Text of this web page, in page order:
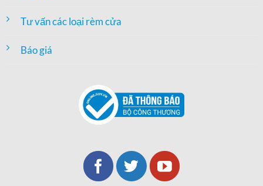
Tư vấn các loại rèm cửa
Báo giá